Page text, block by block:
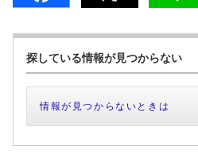
探している情報が見つからない
情報が見つからないときは